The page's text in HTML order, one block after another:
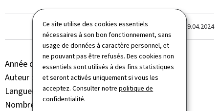
Ce site utilise des cookies essentiels
nécessaires à son bon fonctionnement, sans
usage de données à caractère personnel, et
ne pouvant pas être refusés. Des cookies non
essentiels sont utilisés à des fins statistiques
et seront activés uniquement si vous les
acceptez. Consulter notrepolitique de
confidentialité.
Dernière modification le 19.04.2024
Année de parution 2024
Auteur
Administration de l'environnement
Langue(s)
Français
Nombre de pages 32 page(s)